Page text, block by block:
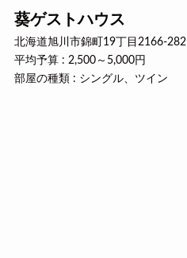
葵ゲストハウス
北海道旭川市錦町19丁目2166-282
平均予算 : 2,500～5,000円
部屋の種類 : シングル、ツイン